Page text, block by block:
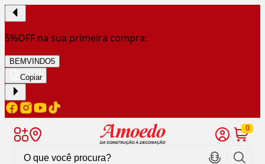
5%OFF na sua primeira compra:
BEMVINDO5
Copiar
0